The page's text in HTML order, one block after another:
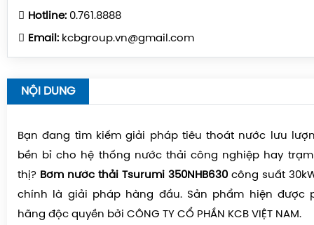
Hotline: 0.761.8888
Email: kcbgroup.vn@gmail.com
NỘI DUNG
Bạn đang tìm kiếm giải pháp tiêu thoát nước lưu
bền bỉ cho hệ thống nước thải công nghiệp hay
thị? Bơm nước thải Tsurumi 350NHB630 công suất
chính là giải pháp hàng đầu. Sản phẩm hiện được
hãng độc quyền bởi CÔNG TY CỔ PHẦN KCB VIỆT NAM.